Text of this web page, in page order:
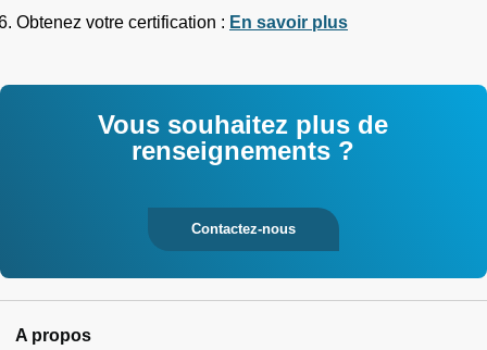
Obtenez votre certification : En savoir plus
Vous souhaitez plus de
renseignements ?
Contactez-nous
A propos